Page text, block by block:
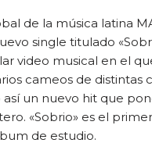
de la música latina
single titulado
video musical en el
cameos de distintas
así un nuevo hit que
«Sobrio» es el
de estudio.